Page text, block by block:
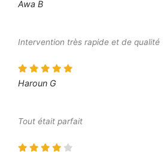
Awa B
Intervention très rapide et de qualité
Haroun G
Tout était parfait